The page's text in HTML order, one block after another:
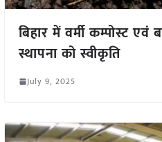
बिहार में वर्मी कम्पोस्ट
स्थापना को स्वीकृति
July 9, 2025